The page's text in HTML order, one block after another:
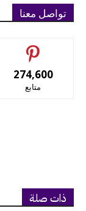
تواصل معنا
274,600
متابع
ذات صلة